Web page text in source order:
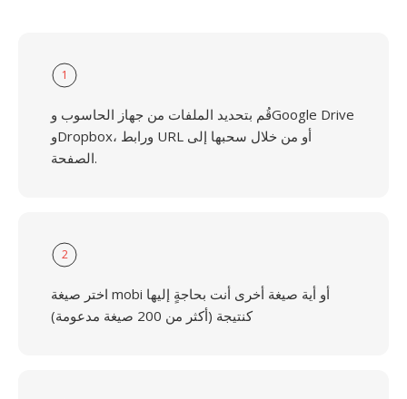
1
قُم بتحديد الملفات من جهاز الحاسوب وGoogle Drive
وDropbox، ورابط URL أو من خلال سحبها إلى
الصفحة.
2
اختر صيغة mobi أو أية صيغة أخرى أنت بحاجةٍ إليها
كنتيجة (أكثر من 200 صيغة مدعومة)